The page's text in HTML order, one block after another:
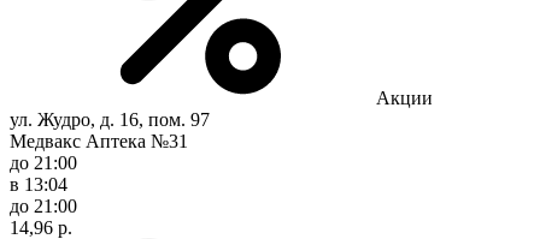
Акции
ул. Жудро, д. 16, пом. 97
Медвакс Аптека №31
до 21:00
в 13:04
до 21:00
14,96 р.